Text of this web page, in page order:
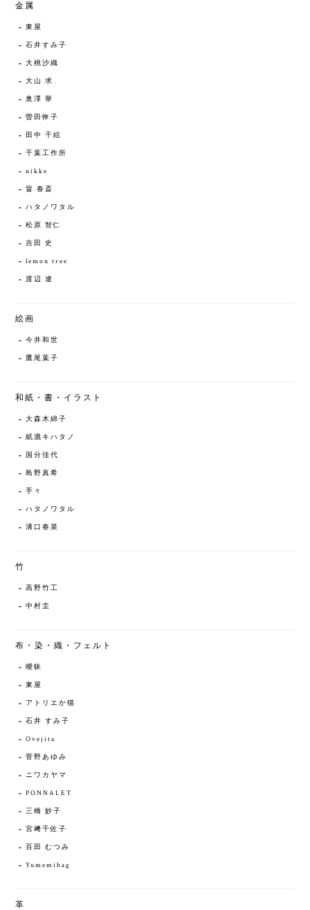
金属
東屋
石井すみ子
大桃沙織
大山 求
奥澤 華
曽田伸子
田中 千絵
千葉工作所
nikke
畠 春斎
ハタノワタル
松原 智仁
吉田 史
lemon tree
渡辺 遼
絵画
今井和世
鷹尾葉子
和紙・書・イラスト
大森木綿子
紙漉キハタノ
国分佳代
島野真希
手々
ハタノワタル
溝口春菜
竹
高野竹工
中村圭
布・染・織・フェルト
曖昧
東屋
アトリエか猫
石井 すみ子
Ovejita
菅野あゆみ
ニワカヤマ
PONNALET
三橋 妙子
宮﨑千佐子
百田 むつみ
Yumemibag
革